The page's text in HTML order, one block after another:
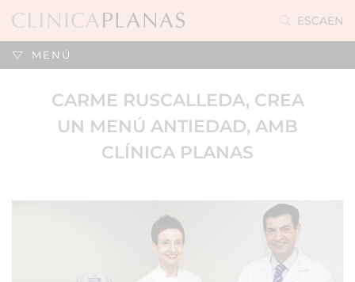
ESCAEN
MENÚ
CARME RUSCALLEDA, CREA
UN MENÚ ANTIEDAD, AMB
CLÍNICA PLANAS